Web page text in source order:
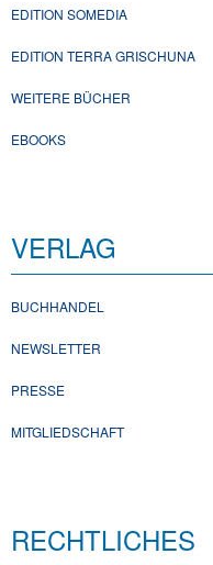
EDITION SOMEDIA
EDITION TERRA GRISCHUNA
WEITERE BÜCHER
EBOOKS
VERLAG
BUCHHANDEL
NEWSLETTER
PRESSE
MITGLIEDSCHAFT
RECHTLICHES